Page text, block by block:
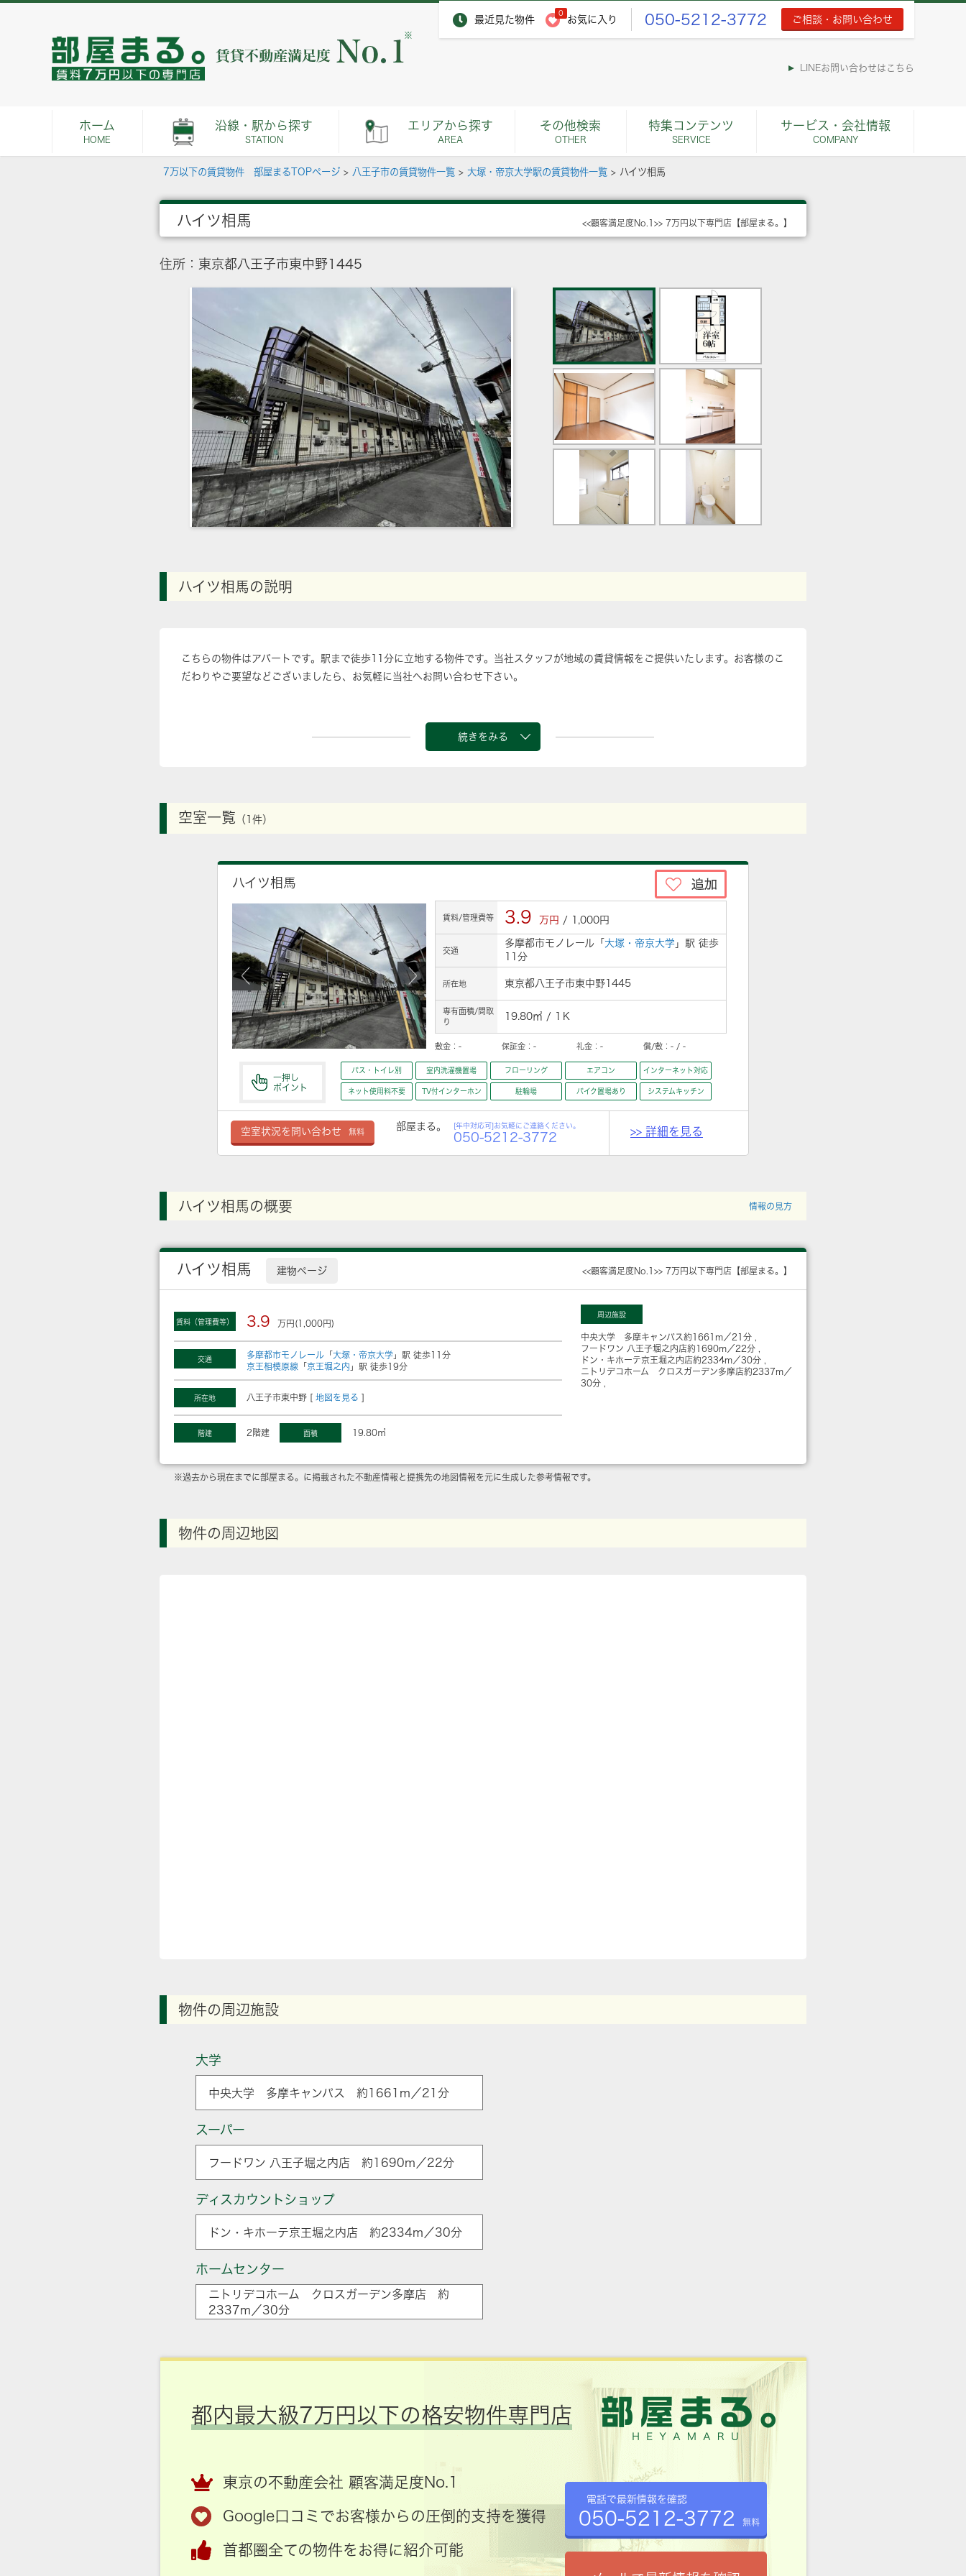
最近見た物件
0
お気に入り 050-5212-3772 ご相談・お問い合わせ
※
LINEお問い合わせはこちら
ホーム
HOME
沿線・駅から探す
STATION
エリアから探す
AREA
その他検索
OTHER
特集コンテンツ
SERVICE
サービス・会社情報
COMPANY
7万以下の賃貸物件 部屋まるTOPページ > 八王子市の賃貸物件一覧 > 大塚・帝京大学駅の賃貸物件一覧 > ハイツ相馬
ハイツ相馬 <<顧客満足度No.1>> 7万円以下専門店【部屋まる。】
住所：東京都八王子市東中野1445
ハイツ相馬の説明
こちらの物件はアパートです。駅まで徒歩11分に立地する物件です。当社スタッフが地域の賃貸情報をご提供いたします。お客様のこ
だわりやご要望などございましたら、お気軽に当社へお問い合わせ下さい。
続きをみる
空室一覧 （1件）
ハイツ相馬
賃料/管理費等 3.9 万円 / 1,000円
交通
多摩都市モノレール「 大塚・帝京大学 」駅 徒歩
11分
所在地 東京都八王子市東中野1445
専有面積/間取
り
19.80㎡ / 1Ｋ
敷金： - 保証金： - 礼金： - 償/敷： - / -
一押し
ポイント
バス・トイレ別 室内洗濯機置場 フローリング エアコン インターネット対応
ネット使用料不要 TV付インターホン 駐輪場 バイク置場あり システムキッチン
空室状況を問い合わせ 無料
部屋まる。 [年中対応可]お気軽にご連絡ください。
050-5212-3772 >> 詳細を見る
ハイツ相馬の概要 情報の見方
ハイツ相馬 建物ページ <<顧客満足度No.1>> 7万円以下専門店【部屋まる。】
賃料（管理費等） 3.9 万円(1,000円)
交通 多摩都市モノレール 「 大塚・帝京大学 」駅 徒歩11分
京王相模原線 「 京王堀之内 」駅 徒歩19分
所在地 八王子市東中野 [ 地図を見る ]
階建 2階建 面積 19.80㎡
周辺施設
中央大学 多摩キャンパス約1661m／21分
フードワン 八王子堀之内店約1690m／22分
ドン・キホーテ京王堀之内店約2334m／30分
ニトリデコホーム クロスガーデン多摩店約2337m／
30分
※過去から現在までに部屋まる。に掲載された不動産情報と提携先の地図情報を元に生成した参考情報です。
物件の周辺地図
物件の周辺施設
大学
中央大学 多摩キャンパス 約1661m／21分
スーパー
フードワン 八王子堀之内店 約1690m／22分
ディスカウントショップ
ドン・キホーテ京王堀之内店 約2334m／30分
ホームセンター
ニトリデコホーム クロスガーデン多摩店 約
2337m／30分
都内最大級7万円以下の格安物件専門店
東京の不動産会社 顧客満足度No.1
Google口コミでお客様からの圧倒的支持を獲得
首都圏全ての物件をお得に紹介可能
電話で最新情報を確認
050-5212-3772 無料